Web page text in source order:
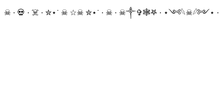
☠ · 💀 · ☠️ · ✮⋆˙ ☠︎︎ ☆☠︎ ✮⋆˙ · ☠︎ · ☠︎︎༒︎✞︎🕸𖤐 · ⋆༺𓆩☠︎︎𓆪༻⋆